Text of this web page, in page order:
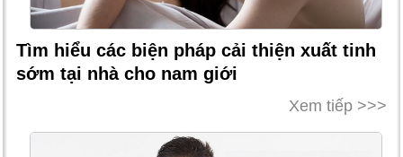
Tìm hiểu các biện pháp cải thiện xuất tinh
sớm tại nhà cho nam giới
Xem tiếp >>>